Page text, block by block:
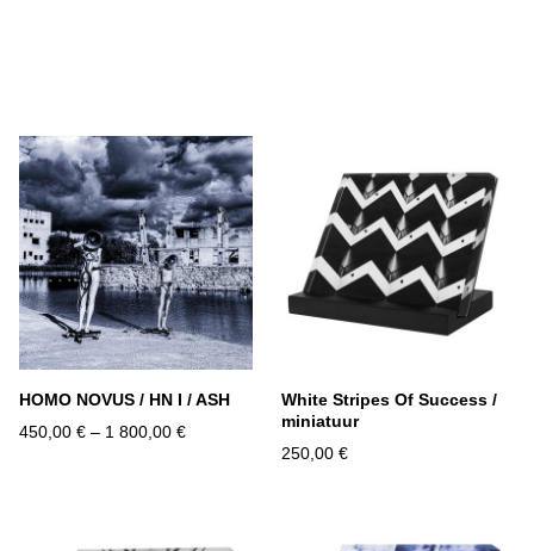
HOMO NOVUS / HN I / ASH
450,00 € – 1 800,00 €
White Stripes Of Success /
miniatuur
250,00 €